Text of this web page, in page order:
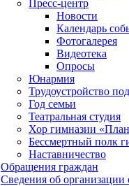
Пресс-центр
Новости
Календарь
Фотогалерея
Видеотека
Опросы
Юнармия
Трудоустройство
Год семьи
Театральная студия
Хор гимназии
Бессмертный полк
Наставничество
Обращения граждан
Сведения об организации